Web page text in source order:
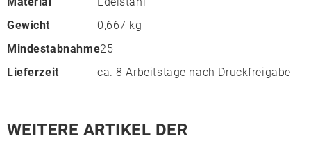
Gewicht
0,667 kg
Mindestabnahme25
Lieferzeit
ca. 8 Arbeitstage nach Druckfreigabe
WEITERE ARTIKEL DER